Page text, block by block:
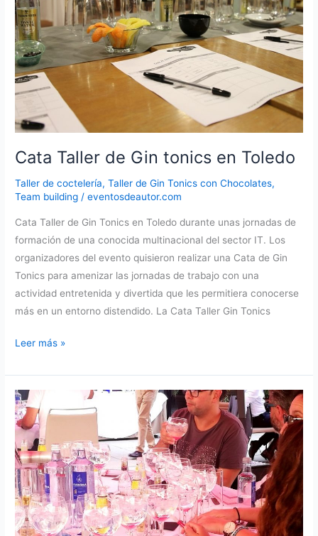
eventos
Cata Taller de Gin tonics en Toledo
Taller de coctelería,Taller de Gin Tonics con Chocolates,
Team building /eventosdeautor.com
Cata Taller de Gin Tonics en Toledo durante unas jornadas de
formación de una conocida multinacional del sector IT. Los
organizadores del evento quisieron realizar una Cata de Gin
Tonics para amenizar las jornadas de trabajo con una
actividad entretenida y divertida que les permitiera conocerse
más en un entorno distendido. La Cata Taller Gin Tonics
Cata
de
Gin
tonics
en
Toledo
Leer más »